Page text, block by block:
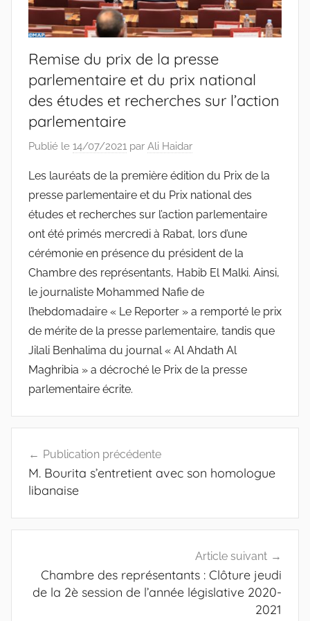
Remise du prix de la presse
parlementaire et du prix national
des études et recherches sur l’action
parlementaire
Publié le 14/07/2021 par Ali Haidar
Les lauréats de la première édition du Prix de la
presse parlementaire et du Prix national des
études et recherches sur l’action parlementaire
ont été primés mercredi à Rabat, lors d’une
cérémonie en présence du président de la
Chambre des représentants, Habib El Malki. Ainsi,
le journaliste Mohammed Nafie de
l’hebdomadaire « Le Reporter » a remporté le prix
de mérite de la presse parlementaire, tandis que
Jilali Benhalima du journal « Al Ahdath Al
Maghribia » a décroché le Prix de la presse
parlementaire écrite.
de
l’article
Publication précédente
M. Bourita s’entretient avec son homologue
libanaise
Article suivant
Chambre des représentants : Clôture jeudi
de la 2è session de l’année législative 2020-
2021